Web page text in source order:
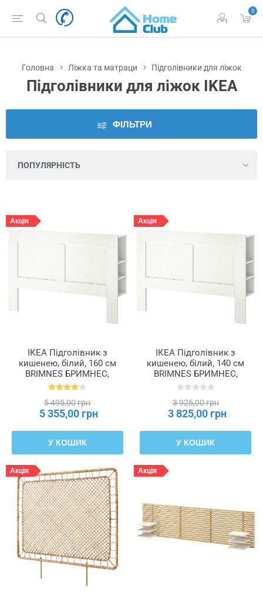
0
Наявність
Виробник
Ціна
Колір
оббивки
Макс.
ширина
матраца
Матеріал
Мінімальна
ширина
матраца
Навантаження
на
полицю
Головна Ліжка та матраци Підголівники для ліжок
Підголівники для ліжок IKEA
ФІЛЬТРИ
Акція
ІКЕА Підголівник з
кишенею, білий, 160 см
BRIMNES БРИМНЕС,
802.287.11
5 495,00 грн
5 355,00 грн
У КОШИК
Акція
ІКЕА Підголівник з
кишенею, білий, 140 см
BRIMNES БРИМНЕС,
202.287.09
3 925,00 грн
3 825,00 грн
У КОШИК
Акція Акція